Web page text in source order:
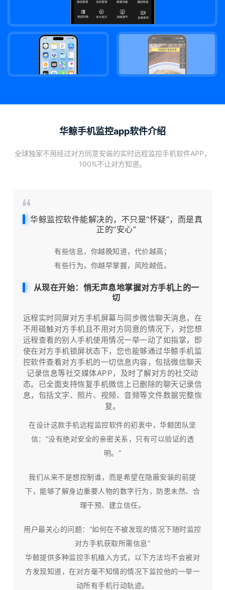
华鲸手机监控app软件介绍
全球独家不用经过对方同意安装的实时远程监控手机软件APP，
100%不让对方知道。
华鲸监控软件能解决的，不只是“怀疑”，而是真
正的“安心”
有些信息，你越晚知道，代价越高；
有些行为，你越早掌握，风险越低。
从现在开始：悄无声息地掌握对方手机上的一
切
远程实时同屏对方手机屏幕与同步微信聊天消息，在
不用碰触对方手机且不用对方同意的情况下，对您想
远程查看的别人手机使用情况一举一动了如指掌，即
使在对方手机锁屏状态下，您也能够通过华鲸手机监
控软件查看对方手机的一切信息内容，包括微信聊天
记录信息等社交媒体APP，及时了解对方的社交动
态。已全面支持恢复手机微信上已删除的聊天记录信
息，包括文字、照片、视频、音频等文件数据完整恢
复。
在设计这款手机远程监控软件的初衷中，华鲸团队坚
信：“没有绝对安全的亲密关系，只有可以验证的透
明。”
我们从来不是想控制谁，而是希望在隐蔽安装的前提
下，能够了解身边重要人物的数字行为，防患未然、合
理干预、建立信任。​
用户最关心的问题：“如何在不被发现的情况下随时监控
对方手机获取所需信息”
华鲸提供多种监控手机植入方式，以下方法均不会被对
方发现知道，在对方毫不知情的情况下监控他的一举一
动所有手机行动轨迹。